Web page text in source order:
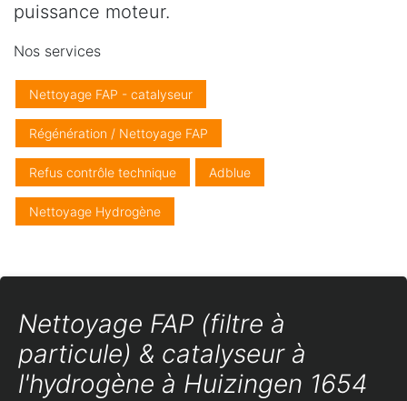
puissance moteur.
Nos services
Nettoyage FAP - catalyseur
Régénération / Nettoyage FAP
Refus contrôle technique Adblue
Nettoyage Hydrogène
Nettoyage FAP (filtre à
particule) & catalyseur à
l'hydrogène à Huizingen 1654